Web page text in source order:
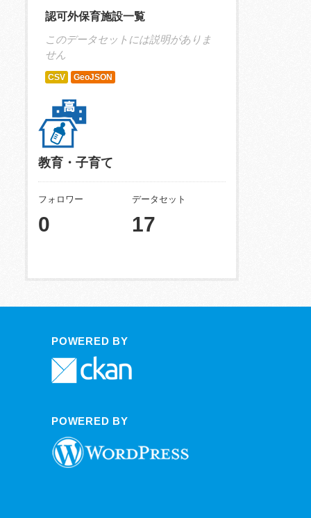
認可外保育施設一覧
このデータセットには説明がありま
せん
CSV GeoJSON
教育・子育て
フォロワー
0
データセット
17
POWERED BY
POWERED BY